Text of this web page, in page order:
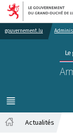
gouvernement.lu
MENU
PRINCIPAL
Actualités